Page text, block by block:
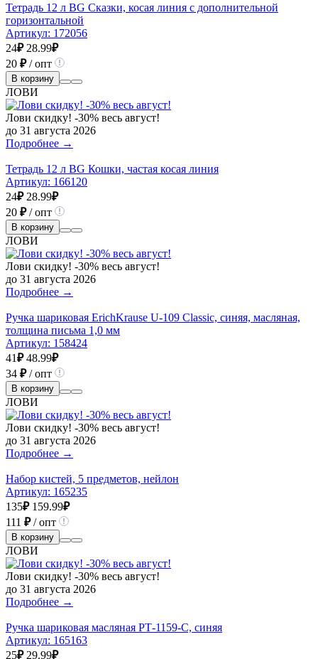
Тетрадь 12 л BG Сказки, косая линия c дополнительной
горизонтальной
Артикул: 172056
24₽ 28.99₽
20 ₽/ опт
В корзину
ЛОВИ
Лови скидку! -30% весь август!
до 31 августа 2026
Подробнее →
Тетрадь 12 л BG Кошки, частая косая линия
Артикул: 166120
24₽ 28.99₽
20 ₽/ опт
В корзину
ЛОВИ
Лови скидку! -30% весь август!
до 31 августа 2026
Подробнее →
Ручка шариковая ErichKrause U-109 Classic, синяя, масляная,
толщина письма 1,0 мм
Артикул: 158424
41₽ 48.99₽
34 ₽/ опт
В корзину
ЛОВИ
Лови скидку! -30% весь август!
до 31 августа 2026
Подробнее →
Набор кистей, 5 предметов, нейлон
Артикул: 165235
135₽ 159.99₽
111 ₽/ опт
В корзину
ЛОВИ
Лови скидку! -30% весь август!
до 31 августа 2026
Подробнее →
Ручка шариковая масляная РТ-1159-С, синяя
Артикул: 165163
25₽ 29.99₽